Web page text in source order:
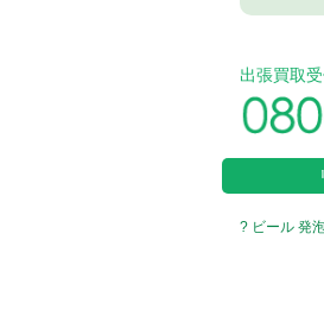
出張買取
? ビール 発